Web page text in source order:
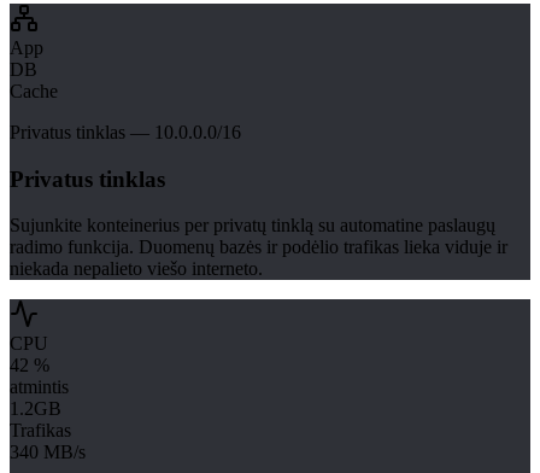
App
DB
Cache
Privatus tinklas — 10.0.0.0/16
Privatus tinklas
Sujunkite konteinerius per privatų tinklą su automatine paslaugų
radimo funkcija. Duomenų bazės ir podėlio trafikas lieka viduje ir
niekada nepalieto viešo interneto.
CPU
42 %
atmintis
1.2GB
Trafikas
340 MB/s